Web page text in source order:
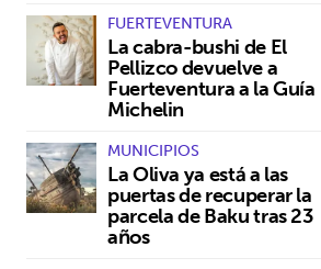
FUERTEVENTURA
La cabra-bushi de El
Pellizco devuelve a
Fuerteventura a la Guía
Michelin
MUNICIPIOS
La Oliva ya está a las
puertas de recuperar la
parcela de Baku tras 23
años